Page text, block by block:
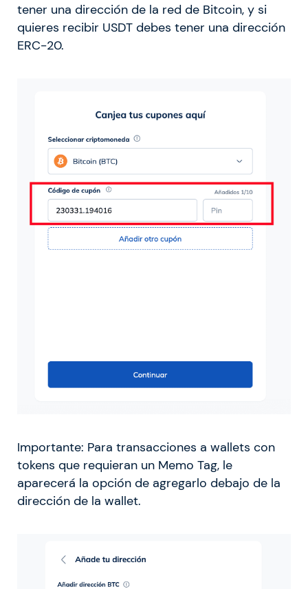
tener una dirección de la red de Bitcoin, y si
quieres recibir USDT debes tener una dirección
ERC-20.
Importante: Para transacciones a wallets con
tokens que requieran un Memo Tag, le
aparecerá la opción de agregarlo debajo de la
dirección de la wallet.